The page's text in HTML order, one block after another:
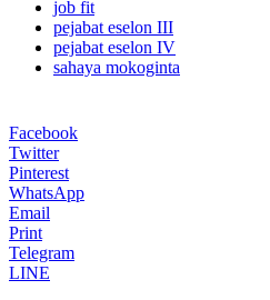
job fit
pejabat eselon III
pejabat eselon IV
sahaya mokoginta
Facebook
Twitter
Pinterest
WhatsApp
Email
Print
Telegram
LINE